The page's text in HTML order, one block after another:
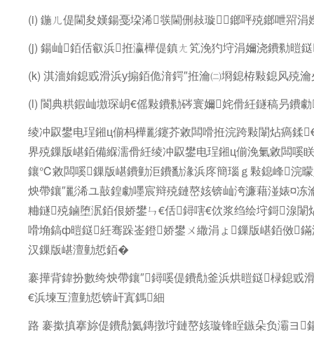
(i) 鍦ㄦ偍閫夋嫨鍚戞垜浠彂閫侀敊璇鎯呯殑鎯呭喌
(j) 鍚屾銆佸叡浜拰瀛樺偍鎮ㄤ笂浼犳垨涓嬭浇鐨勬暟
(k) 淇濇姢鎴戜滑浜у搧銆佹湇鍔″拰瀹㈡埛鎴栫敤鎴风
(l) 閬典粠鍜屾墽琛岄€傜敤鐨勬硶寰嬭姹傦紝鐩稿叧鐨
绫冲叞鐢电珵鎺ц偂杩樺彲鑳芥敹闆嗗拰浣跨敤闈炶瘑
界殑鏁版嵁銆備緥濡傦紝绫冲叞鐢电珵鎺ц偂浼氭敹闆嗘
鑲℃敹闆嗘鏁版嵁鐨勭洰鐨勫湪浜庝簡瑙ｇ敤鎴峰浣
炴帶鑲″彲浠ユ敼鍠勮嚜宸辩殑鏈嶅姟锛屾洿濂藉湴婊¤
粬鐩殑鏀堕泦銆佷娇鐢ㄣ€佸鐞嗐€佽浆绉绘垨鎶湶
嗗埆鎬ф暟鎹紝骞跺崟鐙娇鐢ㄨ繖涓ょ鏁版嵁銆傚
汉鏁版嵁澶勭悊銆�
褰撶背鍏扮數绔炴帶鑲″鐞嗘偍鐨勪釜浜烘暟鎹椂鎴戜
€浜堜互澶勭悊锛屽寘鎷細
路 褰撳搷搴旀偍鐨勪氦鏄撴垨鏈嶅姟璇锋眰鏃朵负灞ヨ